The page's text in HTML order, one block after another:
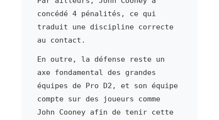
concédé 4 pénalités, ce qui
traduit une discipline correcte
au contact.
En outre, la défense reste un
axe fondamental des grandes
équipes de Pro D2, et son équipe
compte sur des joueurs comme
John Cooney afin de tenir cette